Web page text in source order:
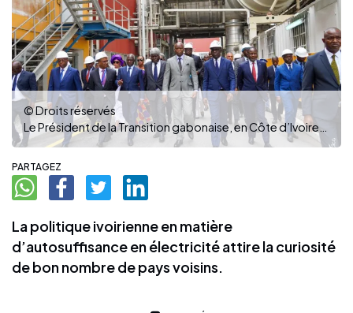
© Droits réservés
PARTAGEZ
La politique ivoirienne en matière
d’autosuffisance en électricité attire la curiosité
de bon nombre de pays voisins.